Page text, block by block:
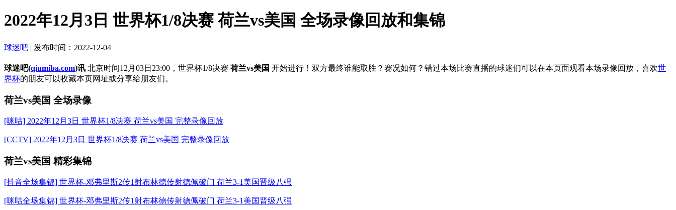
2022年12月3日 世界杯1/8决赛 荷兰vs美国 全场录像回放和集锦
球迷吧 | 发布时间：2022-12-04
球迷吧(qiumiba.com)讯 北京时间12月03日23:00，世界杯1/8决赛 荷兰vs美国 开始进行！双方最终谁能取胜？赛况如何？错过本场比赛直播的球迷们可以在本页面观看本场录像回放，喜欢世
界杯的朋友可以收藏本页网址或分享给朋友们。
荷兰vs美国 全场录像
[咪咕] 2022年12月3日 世界杯1/8决赛 荷兰vs美国 完整录像回放
[CCTV] 2022年12月3日 世界杯1/8决赛 荷兰vs美国 完整录像回放
荷兰vs美国 精彩集锦
[抖音全场集锦] 世界杯-邓弗里斯2传1射布林德传射德佩破门 荷兰3-1美国晋级八强
[咪咕全场集锦] 世界杯-邓弗里斯2传1射布林德传射德佩破门 荷兰3-1美国晋级八强